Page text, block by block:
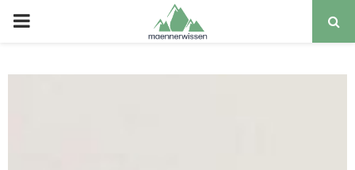
PRIMARY